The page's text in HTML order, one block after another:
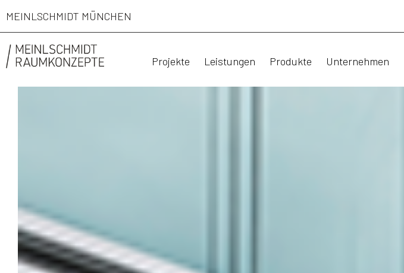
MEINLSCHMIDT MÜNCHEN
Projekte Leistungen Produkte Unternehmen